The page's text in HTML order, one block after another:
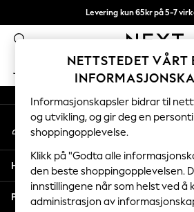
Levering kun 65kr på 5-7
Vi betaler alle
JENTER GUTTER BABY
GIRLS
New In
50 - 92cm
98 - 110cm
116 - 134cm
140 - 174cm
Trending: Top & Short Sets
An error occurred on client
Våre sosiale
Min konto
Logg inn på kontoen din
Hjelp
Personvern & Juridisk
NETTSTEDET VÅRT
Informasjonskapsler bidrar til
og utvikling, og gir deg en
shoppingopplevelse.
Klikk på "Godta alle
den beste shoppingopplevelsen.
innstillingene når som helst ved å
administrasjon av